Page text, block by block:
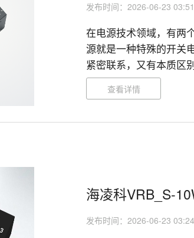
发布时间：2026-06-23 03:51
在电源技术领域，有两
源就是一种特殊的开关
紧密联系，又有本质区
查看详情
海凌科VRB_S-
发布时间：2026-06-23 03:24